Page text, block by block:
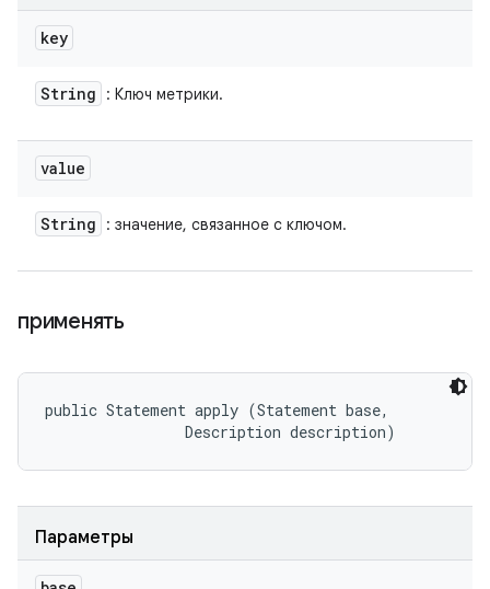
key
String : Ключ метрики.
value
String : значение, связанное с ключом.
применять
public Statement apply (Statement base,
                Description description)
Параметры